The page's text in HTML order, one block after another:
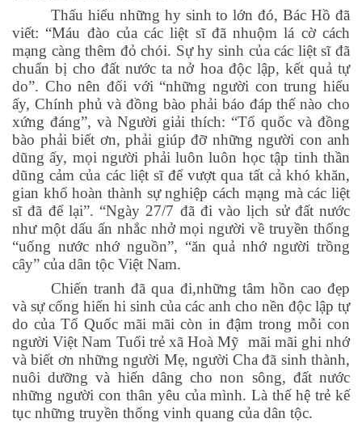
Thấu hiểu những hy sinh to lớn đó, Bác Hồ đã
viết: “Máu đào của các liệt sĩ đã nhuộm lá cờ cách
mạng càng thêm đỏ chói. Sự hy sinh của các liệt sĩ đã
chuẩn bị cho đất nước ta nở hoa độc lập, kết quả tự
do”. Cho nên đối với “những người con trung hiếu
ấy, Chính phủ và đồng bào phải báo đáp thế nào cho
xứng đáng”, và Người giải thích: “Tổ quốc và đồng
bào phải biết ơn, phải giúp đỡ những người con anh
dũng ấy, mọi người phải luôn luôn học tập tinh thần
dũng cảm của các liệt sĩ để vượt qua tất cả khó khăn,
gian khổ hoàn thành sự nghiệp cách mạng mà các liệt
sĩ đã để lại”. “Ngày 27/7 đã đi vào lịch sử đất nước
như một dấu ấn nhắc nhở mọi người về truyền thống
“uống nước nhớ nguồn”, “ăn quả nhớ người trồng
cây” của dân tộc Việt Nam.
Chiến tranh đã qua đi,những tâm hồn cao đẹp
và sự cống hiến hi sinh của các anh cho nền độc lập tự
do của Tổ Quốc mãi mãi còn in đậm trong mỗi con
người Việt Nam Tuổi trẻ xã Hoà Mỹ mãi mãi ghi nhớ
và biết ơn những người Mẹ, người Cha đã sinh thành,
nuôi dưỡng và hiến dâng cho non sông, đất nước
những người con thân yêu của mình. Là thế hệ trẻ kế
tục những truyền thống vinh quang của dân tộc.